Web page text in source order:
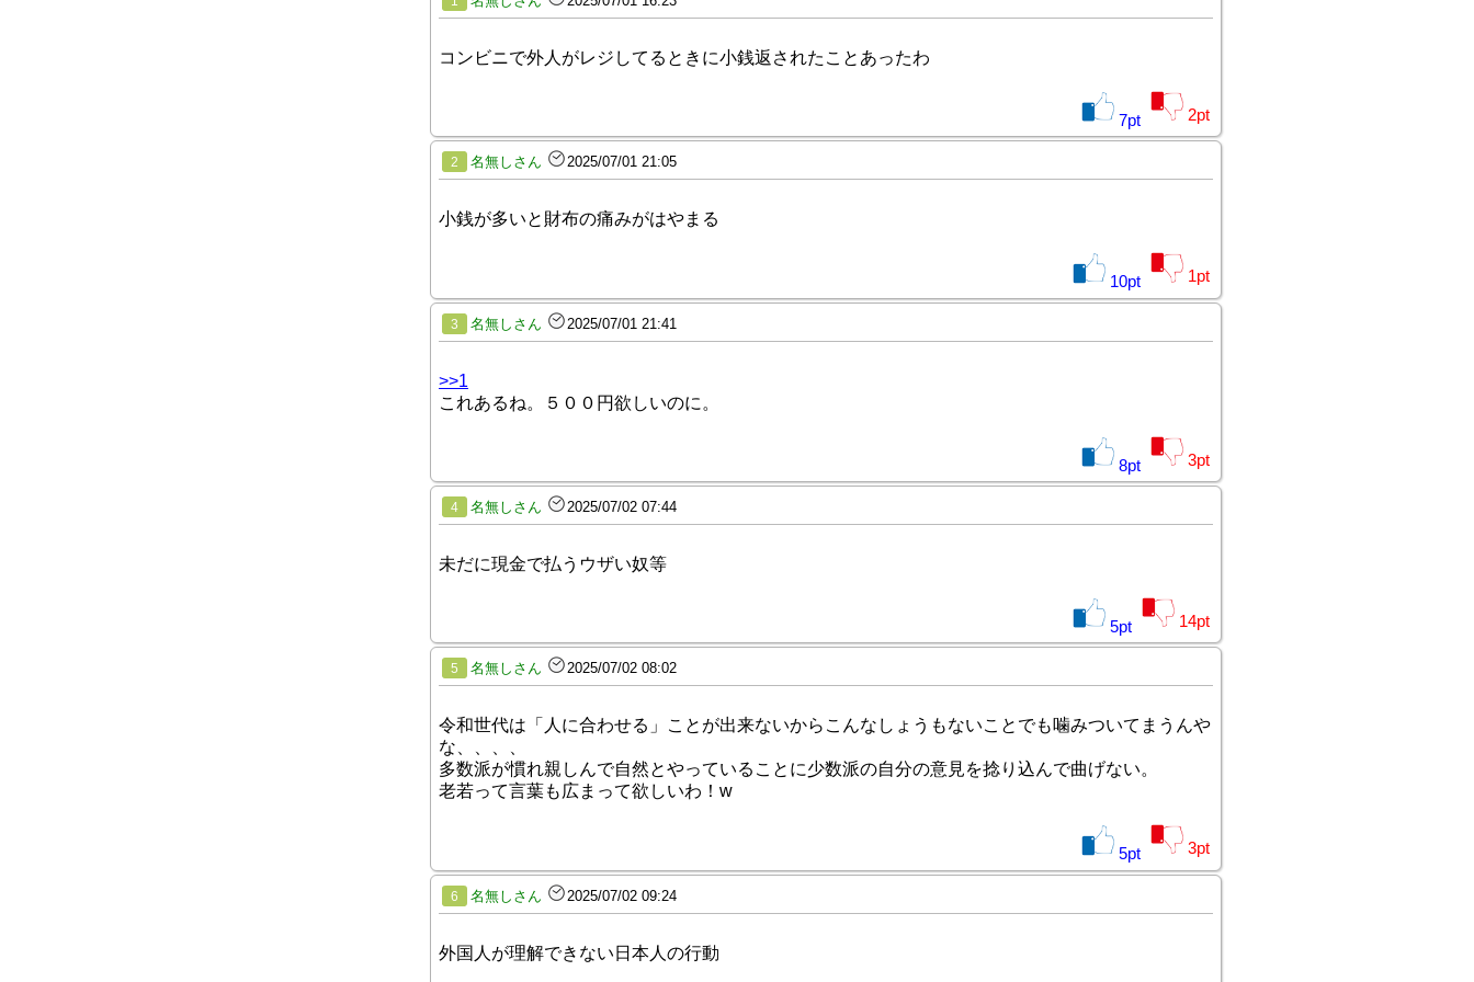
コンビニで外人がレジしてるときに小銭返されたことあったわ
7pt 2pt
2 名無しさん 2025/07/01 21:05
小銭が多いと財布の痛みがはやまる
10pt 1pt
3 名無しさん 2025/07/01 21:41
>>1
これあるね。５００円欲しいのに。
8pt 3pt
4 名無しさん 2025/07/02 07:44
未だに現金で払うウザい奴等
5pt 14pt
5 名無しさん 2025/07/02 08:02
令和世代は「人に合わせる」ことが出来ないからこんなしょうもないことでも噛みついてまうんや
な、、、、
多数派が慣れ親しんで自然とやっていることに少数派の自分の意見を捻り込んで曲げない。
老若って言葉も広まって欲しいわ！w
5pt 3pt
6 名無しさん 2025/07/02 09:24
外国人が理解できない日本人の行動